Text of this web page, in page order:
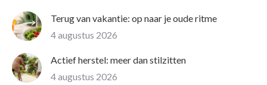
Terug van vakantie: op naar je oude ritme
4 augustus 2026
Actief herstel: meer dan stilzitten
4 augustus 2026